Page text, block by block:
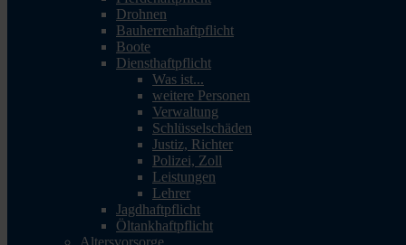
Drohnen
Bauherrenhaftpflicht
Boote
Diensthaftpflicht
Was ist...
weitere Personen
Verwaltung
Schlüsselschäden
Justiz, Richter
Polizei, Zoll
Leistungen
Lehrer
Jagdhaftpflicht
Öltankhaftpflicht